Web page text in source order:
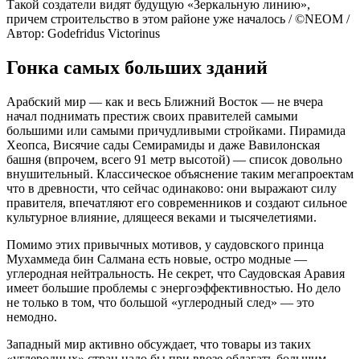
Такой создатели видят будущую «Зеркальную линию»,
причем строительство в этом районе уже началось / ©NEOM /
Автор: Godefridus Victorinus
Гонка самых больших зданий
Арабский мир — как и весь Ближний Восток — не вчера
начал поднимать престиж своих правителей самыми
большими или самыми причудливыми стройками. Пирамида
Хеопса, Висячие сады Семирамиды и даже Вавилонская
башня (впрочем, всего 91 метр высотой) — список довольно
внушительный. Классическое объяснение таким мегапроектам
что в древности, что сейчас одинаково: они выражают силу
правителя, впечатляют его современников и создают сильное
культурное влияние, длящееся веками и тысячелетиями.
Помимо этих привычных мотивов, у саудовского принца
Мухаммеда бин Салмана есть новые, остро модные —
углеродная нейтральность. Не секрет, что Саудовская Аравия
имеет большие проблемы с энергоэффективностью. Но дело
не только в том, что большой «углеродный след» — это
немодно.
Западный мир активно обсуждает, что товары из таких